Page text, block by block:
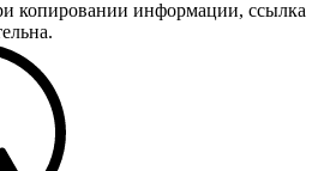
копировании информации, ссылка